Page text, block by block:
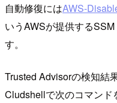
自動修復にはAWS-
いうAWSが提供する
す。
Trusted Advisorの検知結
Cludshellで次のコマンド